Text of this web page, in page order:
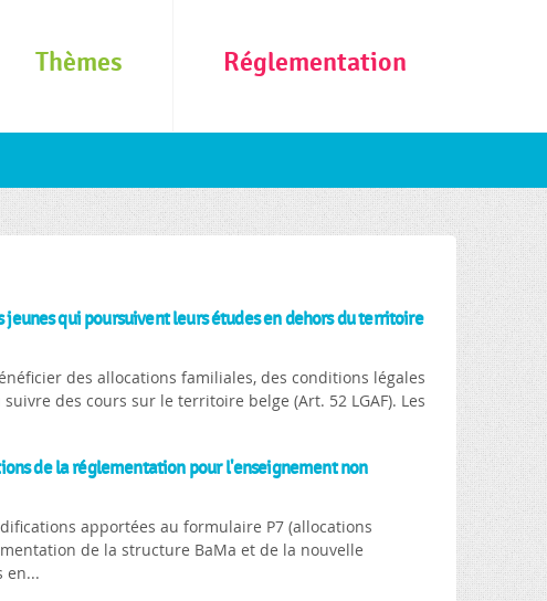
Thèmes Réglementation
qui poursuivent leurs études en dehors du territoire
des allocations familiales, des conditions légales
des cours sur le territoire belge (Art. 52 LGAF). Les
de la réglementation pour l'enseignement non
apportées au formulaire P7 (allocations
de la structure BaMa et de la nouvelle
en...